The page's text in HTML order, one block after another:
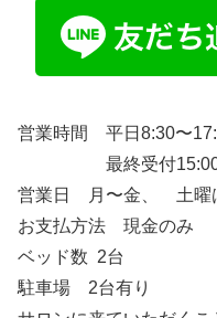
営業時間 平日8:30〜
最終受付
営業日 月〜金、 土曜
お支払方法 現金のみ
ベッド数 2台
駐車場 2台有り